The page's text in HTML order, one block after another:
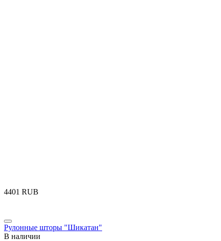
‍4401‍ RUB
Рулонные шторы "Шикатан"
В наличии